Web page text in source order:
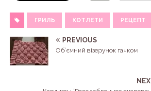
ГРИЛЬ КОТЛЕТИ РЕЦЕПТ
PREVIOUS
Об’ємний візерунок гачком